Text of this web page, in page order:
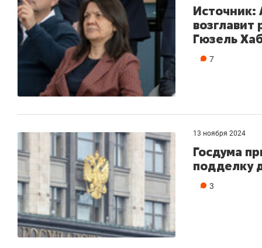
Источник:
Гюзель
7
13 ноября 2024
Госдума
подделку
3